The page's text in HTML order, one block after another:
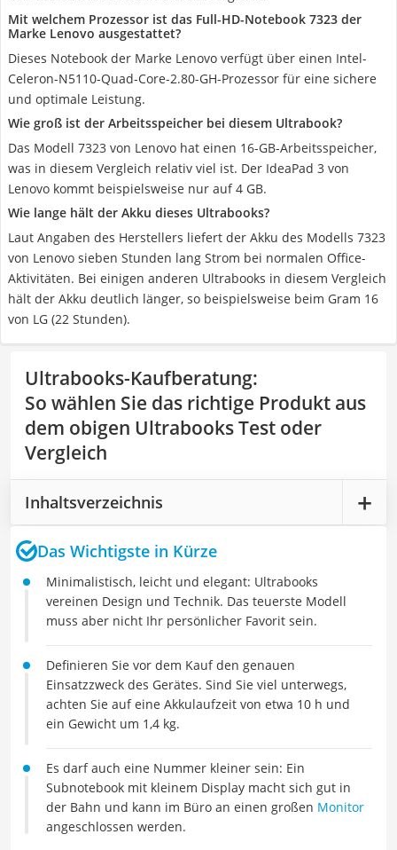
Mit welchem Prozessor ist das Full-HD-Notebook 7323 der
Marke Lenovo ausgestattet?
Dieses Notebook der Marke Lenovo verfügt über einen Intel-
Celeron-N5110-Quad-Core-2.80-GH-Prozessor für eine sichere
und optimale Leistung.
Wie groß ist der Arbeitsspeicher bei diesem Ultrabook?
Das Modell 7323 von Lenovo hat einen 16-GB-Arbeitsspeicher,
was in diesem Vergleich relativ viel ist. Der IdeaPad 3 von
Lenovo kommt beispielsweise nur auf 4 GB.
Wie lange hält der Akku dieses Ultrabooks?
Laut Angaben des Herstellers liefert der Akku des Modells 7323
von Lenovo sieben Stunden lang Strom bei normalen Office-
Aktivitäten. Bei einigen anderen Ultrabooks in diesem Vergleich
hält der Akku deutlich länger, so beispielsweise beim Gram 16
von LG (22 Stunden).
Ultrabooks-Kaufberatung:
So wählen Sie das richtige Produkt aus
dem obigen Ultrabooks Test oder
Vergleich
Inhaltsverzeichnis
Das Wichtigste in Kürze
Minimalistisch, leicht und elegant: Ultrabooks
vereinen Design und Technik. Das teuerste Modell
muss aber nicht Ihr persönlicher Favorit sein.
Definieren Sie vor dem Kauf den genauen
Einsatzzweck des Gerätes. Sind Sie viel unterwegs,
achten Sie auf eine Akkulaufzeit von etwa 10 h und
ein Gewicht um 1,4 kg.
Es darf auch eine Nummer kleiner sein: Ein
Subnotebook mit kleinem Display macht sich gut in
der Bahn und kann im Büro an einen großen Monitor
angeschlossen werden.